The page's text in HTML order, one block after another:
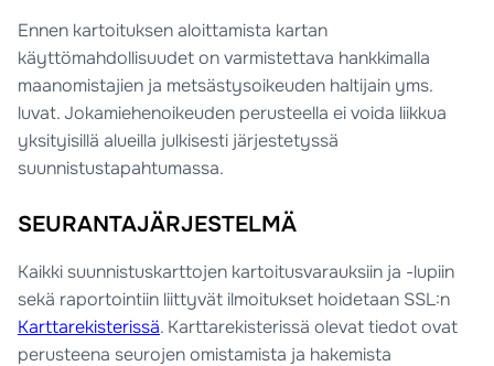
Ennen kartoituksen aloittamista kartan
käyttömahdollisuudet on varmistettava hankkimalla
maanomistajien ja metsästysoikeuden haltijain yms.
luvat. Jokamiehenoikeuden perusteella ei voida liikkua
yksityisillä alueilla julkisesti järjestetyssä
suunnistustapahtumassa.
SEURANTAJÄRJESTELMÄ
Kaikki suunnistuskarttojen kartoitusvarauksiin ja -lupiin
sekä raportointiin liittyvät ilmoitukset hoidetaan SSL:n
Karttarekisterissä. Karttarekisterissä olevat tiedot ovat
perusteena seurojen omistamista ja hakemista